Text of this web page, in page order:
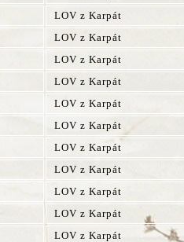
LOV z Karpát
LOV z Karpát
LOV z Karpát
LOV z Karpát
LOV z Karpát
LOV z Karpát
LOV z Karpát
LOV z Karpát
LOV z Karpát
LOV z Karpát
LOV z Karpát